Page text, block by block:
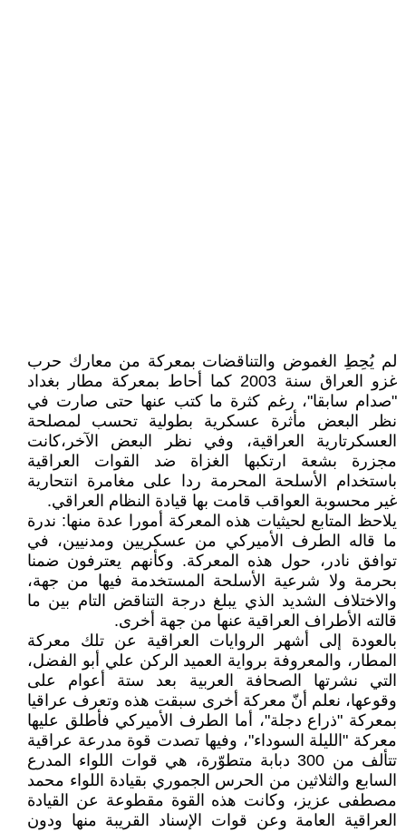
لم يُحِطِ الغموض والتناقضات بمعركة من معارك حرب
غزو العراق سنة 2003 كما أحاط بمعركة مطار بغداد
"صدام سابقا"، رغم كثرة ما كتب عنها حتى صارت في
نظر البعض مأثرة عسكرية بطولية تحسب لمصلحة
العسكرتارية العراقية، وفي نظر البعض الآخر،كانت
مجزرة بشعة ارتكبها الغزاة ضد القوات العراقية
باستخدام الأسلحة المحرمة ردا على مغامرة انتحارية
غير محسوبة العواقب قامت بها قيادة النظام العراقي.
يلاحظ المتابع لحيثيات هذه المعركة أمورا عدة منها: ندرة
ما قاله الطرف الأميركي من عسكريين ومدنيين، في
توافق نادر، حول هذه المعركة. وكأنهم يعترفون ضمنا
بحرمة ولا شرعية الأسلحة المستخدمة فيها من جهة،
والاختلاف الشديد الذي يبلغ درجة التناقض التام بين ما
قالته الأطراف العراقية عنها من جهة أخرى.
بالعودة إلى أشهر الروايات العراقية عن تلك معركة
المطار، والمعروفة برواية العميد الركن علي أبو الفضل،
التي نشرتها الصحافة العربية بعد ستة أعوام على
وقوعها، نعلم أنّ معركة أخرى سبقت هذه وتعرف عراقيا
بمعركة "ذراع دجلة"، أما الطرف الأميركي فأطلق عليها
معركة "الليلة السوداء"، وفيها تصدت قوة مدرعة عراقية
تتألف من 300 دبابة متطوّرة، هي قوات اللواء المدرع
السابع والثلاثين من الحرس الجموري بقيادة اللواء محمد
مصطفى عزيز، وكانت هذه القوة مقطوعة عن القيادة
العراقية العامة وعن قوات الإسناد القريبة منها ودون